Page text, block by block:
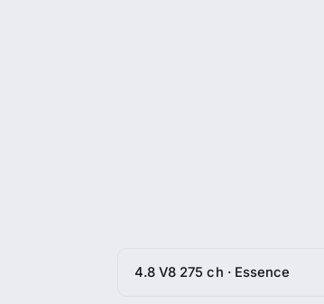
4.8 V8 275 ch · Essence